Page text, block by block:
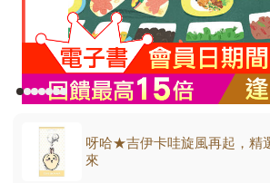
呀哈★吉伊卡哇旋風再起，精
來